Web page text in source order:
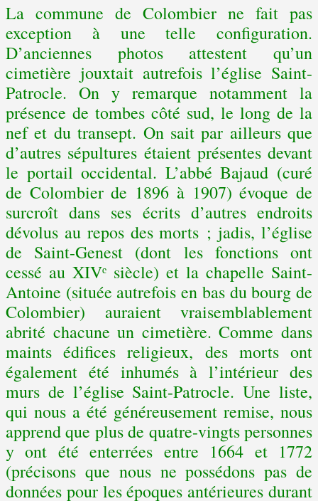
La commune de Colombier ne fait pas
exception à une telle configuration.
D’anciennes photos attestent qu’un
cimetière jouxtait autrefois l’église Saint-
Patrocle. On y remarque notamment la
présence de tombes côté sud, le long de la
nef et du transept. On sait par ailleurs que
d’autres sépultures étaient présentes devant
le portail occidental. L’abbé Bajaud (curé
de Colombier de 1896 à 1907) évoque de
surcroît dans ses écrits d’autres endroits
dévolus au repos des morts ; jadis, l’église
de Saint-Genest (dont les fonctions ont
cessé au XIVᵉ siècle) et la chapelle Saint-
Antoine (située autrefois en bas du bourg de
Colombier) auraient vraisemblablement
abrité chacune un cimetière. Comme dans
maints édifices religieux, des morts ont
également été inhumés à l’intérieur des
murs de l’église Saint-Patrocle. Une liste,
qui nous a été généreusement remise, nous
apprend que plus de quatre-vingts personnes
y ont été enterrées entre 1664 et 1772
(précisons que nous ne possédons pas de
données pour les époques antérieures durant